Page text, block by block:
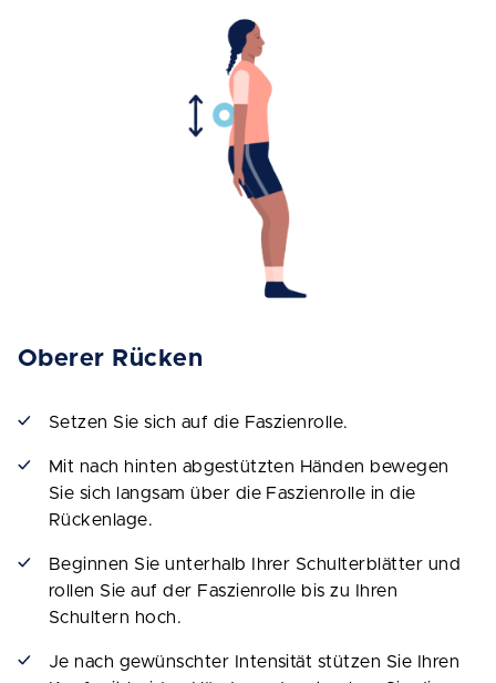
Oberer Rücken
Setzen Sie sich auf die Faszienrolle.
Mit nach hinten abgestützten Händen bewegen
Sie sich langsam über die Faszienrolle in die
Rückenlage.
Beginnen Sie unterhalb Ihrer Schulterblätter und
rollen Sie auf der Faszienrolle bis zu Ihren
Schultern hoch.
Je nach gewünschter Intensität stützen Sie Ihren